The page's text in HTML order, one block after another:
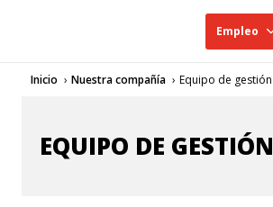
Empleo
Inicio Nuestra compañía Equipo de gestión
EQUIPO DE GESTIÓN